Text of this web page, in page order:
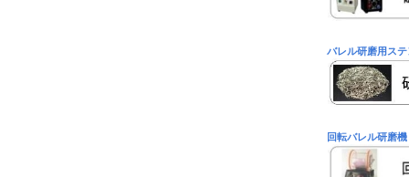
バレル研磨用ス
回転バレル研磨機